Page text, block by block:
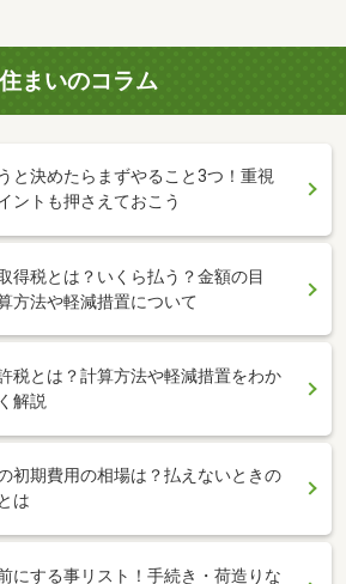
住まいのコラム
と決めたらまずやること3つ！重視
ントも押さえておこう
得税とは？いくら払う？金額の目
方法や軽減措置について
税とは？計算方法や軽減措置をわか
解説
初期費用の相場は？払えないときの
は
にする事リスト！手続き・荷造りな